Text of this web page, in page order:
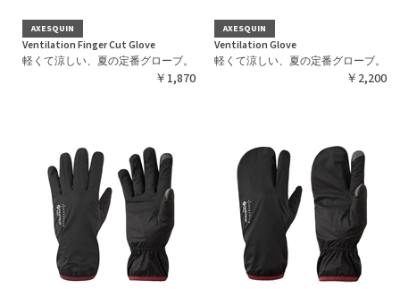
AXESQUIN
Ventilation Finger Cut Glove
軽くて涼しい、夏の定番グローブ。
￥1,870
AXESQUIN
Ventilation Glove
軽くて涼しい、夏の定番グローブ。
￥2,200